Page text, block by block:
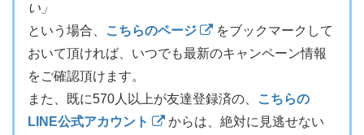
い」
という場合、
こちらのページ
をブックマークして
おいて頂ければ、いつでも最新のキャンペーン情報
をご確認頂けます。
また、既に570人以上が友達登録済の、
こちらの
LINE公式アカウント
からは、絶対に見逃せない